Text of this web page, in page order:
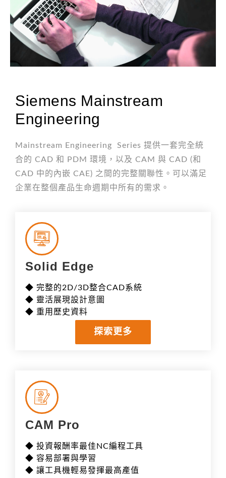
Siemens Mainstream
Engineering
Mainstream Engineering Series 提供一套完全統
合的 CAD 和 PDM 環境，以及 CAM 與 CAD (和
CAD 中的內嵌 CAE) 之間的完整關聯性。可以滿足
企業在整個產品生命週期中所有的需求。
Solid Edge
◆ 完整的2D/3D整合CAD系統
◆ 靈活展現設計意圖
◆ 重用歷史資料
探索更多
CAM Pro
◆ 投資報酬率最佳NC編程工具
◆ 容易部署與學習
◆ 讓工具機輕易發揮最高產值